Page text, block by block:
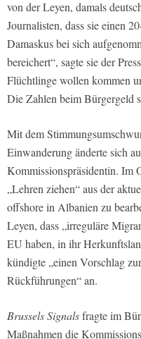
von der Leyen, damals
Journalisten, dass sie einen
Damaskus bei sich
bereichert“, sagte sie der
Flüchtlinge wollen kommen
Die Zahlen beim Bürgergeld
Mit dem
Einwanderung änderte sich
Kommissionspräsidentin. Im
„Lehren ziehen“ aus der
offshore in Albanien zu
Leyen, dass „irreguläre
EU haben, in ihr
kündigte „einen Vorschlag
Rückführungen“ an.
Brussels Signalsfragte im
Maßnahmen die